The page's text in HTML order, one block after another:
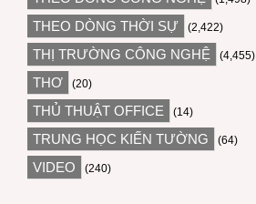
THEO DÒNG THỜI SỰ (2,422)
THỊ TRƯỜNG CÔNG NGHỆ (4,455)
THƠ (20)
THỦ THUẬT OFFICE (14)
TRUNG HỌC KIẾN TƯỜNG (64)
VIDEO (240)